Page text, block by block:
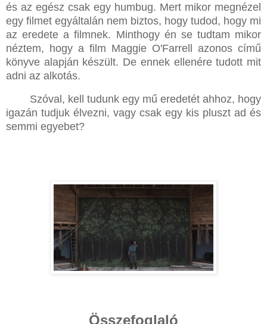
és az egész csak egy humbug. Mert mikor megnézel
egy filmet egyáltalán nem biztos, hogy tudod, hogy mi
az eredete a filmnek. Minthogy én se tudtam mikor
néztem, hogy a film Maggie O'Farrell azonos című
könyve alapján készült. De ennek ellenére tudott mit
adni az alkotás.
Szóval, kell tudunk egy mű eredetét ahhoz, hogy
igazán tudjuk élvezni, vagy csak egy kis pluszt ad és
semmi egyebet?
Összefoglaló